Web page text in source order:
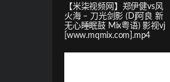
【米柒视频网】郑伊健vs风
火海 – 刀光剑影 (Dj阿良 新
无心睡眠鼓 Mix粤语) 影视vj
[www.mqmix.com].mp4